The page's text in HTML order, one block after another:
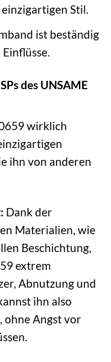
Stil.
ist beständig
des UNSAME
wirklich
ihn von anderen
Dank der
Materialien, wie
Beschichtung,
extrem
Abnutzung und
ihn also
ohne Angst vor